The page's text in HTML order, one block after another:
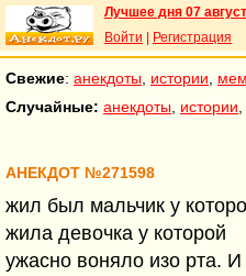
Лучшее дня 07
Войти
Регистрация
Свежие: анекдоты истории
Случайные: анекдоты истории
АНЕКДОТ №271598
жил был мальчик у
жила девочка у которой
ужасно воняло изо рта.